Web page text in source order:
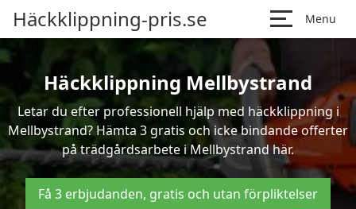
Häckklippning-pris.se Menu
Häckklippning Mellbystrand
Letar du efter professionell hjälp med häckklippning i
Mellbystrand? Hämta 3 gratis och icke bindande offerter
på trädgårdsarbete i Mellbystrand här.
Få 3 erbjudanden, gratis och utan förpliktelser